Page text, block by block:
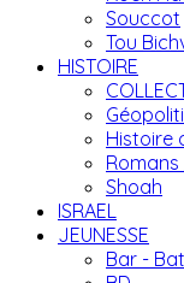
Souccot
Tou
HISTOIRE
Histoire
Romans
Shoah
ISRAEL
JEUNESSE
Bar -